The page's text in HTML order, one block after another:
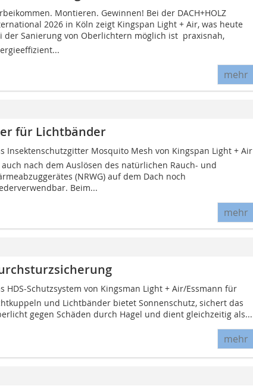
Montieren. Gewinnen! Bei der DACH+HOLZ
2026 in Köln zeigt Kingspan Light + Air, was heute
der Sanierung von Oberlichtern möglich ist  praxisnah,
mehr
für Lichtbänder
Insektenschutzgitter Mosquito Mesh von Kingspan Light + Air
auch nach dem Auslösen des natürlichen Rauch- und
(NRWG) auf dem Dach noch
Beim...
mehr
HDS-Schutzsystem von Kingsman Light + Air/Essmann für
und Lichtbänder bietet Sonnenschutz, sichert das
gegen Schäden durch Hagel und dient gleichzeitig als...
mehr